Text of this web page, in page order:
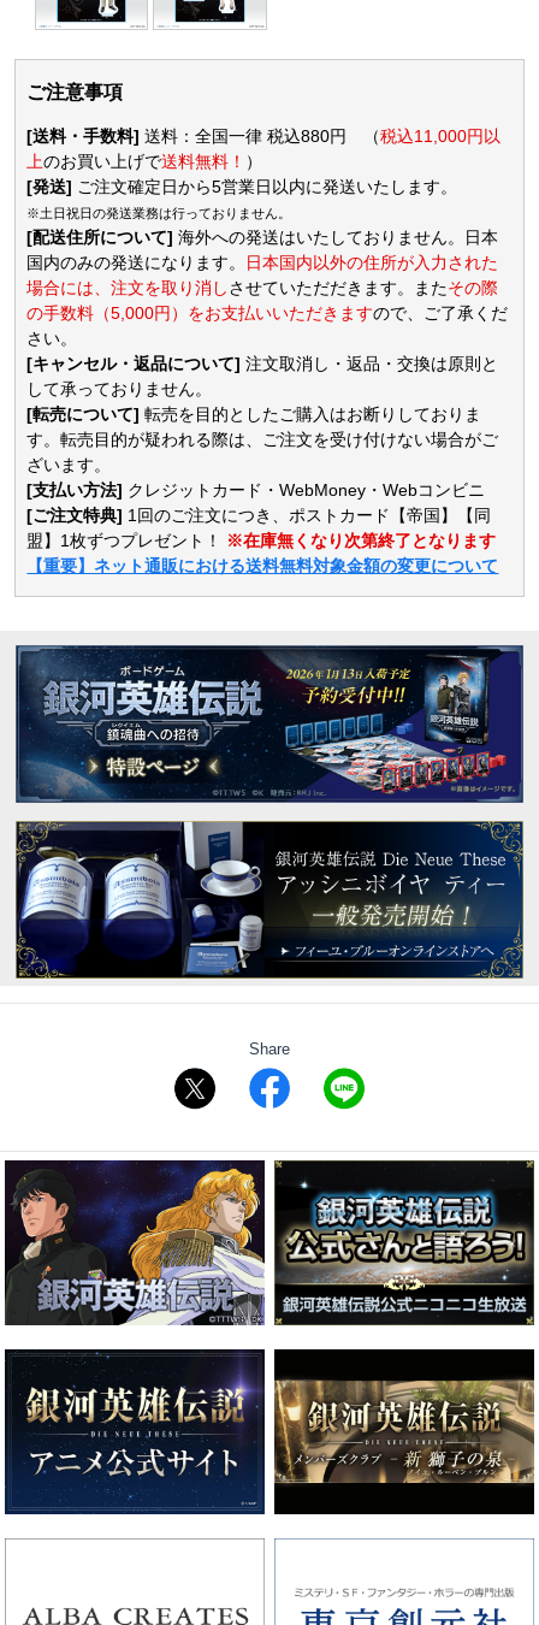
ご注意事項
[送料・手数料] 送料：全国一律 税込880円 （税込11,000円以
上のお買い上げで送料無料！ ）
[発送] ご注文確定日から5営業日以内に発送いたします。
※土日祝日の発送業務は行っておりません。
[配送住所について] 海外への発送はいたしておりません。日本
国内のみの発送になります。 日本国内以外の住所が入力された
場合には、注文を取り消しさせていただだきます。またその際
の手数料（5,000円）をお支払いいただきますので、ご了承くだ
さい。
[キャンセル・返品について] 注文取消し・返品・交換は原則と
して承っておりません。
[転売について] 転売を目的としたご購入はお断りしておりま
す。転売目的が疑われる際は、ご注文を受け付けない場合がご
ざいます。
[支払い方法] クレジットカード・WebMoney・Webコンビニ
[ご注文特典] 1回のご注文につき、ポストカード【帝国】【同
盟】1枚ずつプレゼント！ ※在庫無くなり次第終了となります
【重要】ネット通販における送料無料対象金額の変更について
Share